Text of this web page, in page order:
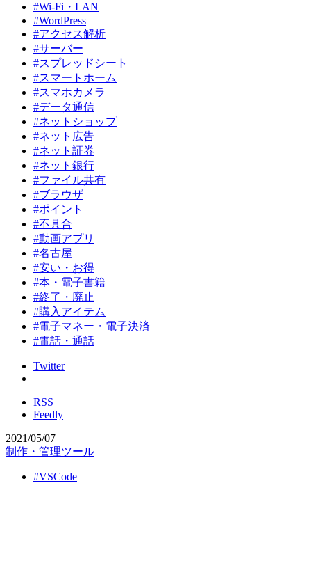
#Wi-Fi・LAN
#WordPress
#アクセス解析
#サーバー
#スプレッドシート
#スマートホーム
#スマホカメラ
#データ通信
#ネットショップ
#ネット広告
#ネット証券
#ネット銀行
#ファイル共有
#ブラウザ
#ポイント
#不具合
#動画アプリ
#名古屋
#安い・お得
#本・電子書籍
#終了・廃止
#購入アイテム
#電子マネー・電子決済
#電話・通話
Twitter
RSS
Feedly
2021/05/07
制作・管理ツール
#VSCode